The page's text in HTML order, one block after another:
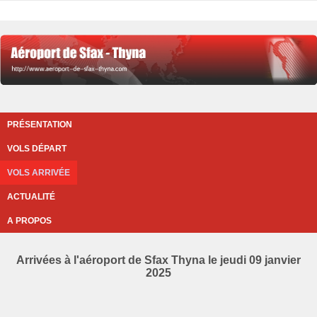
PRÉSENTATION
VOLS DÉPART
VOLS ARRIVÉE
ACTUALITÉ
A PROPOS
Arrivées à l'aéroport de Sfax Thyna le jeudi 09 janvier
2025